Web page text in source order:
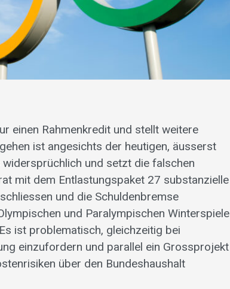
einen Rahmenkredit und stellt weitere
ist angesichts der heutigen, äusserst
und setzt die falschen
mit dem Entlastungspaket 27 substanzielle
und die Schuldenbremse
und Paralympischen Winterspiele
ist problematisch, gleichzeitig bei
einzufordern und parallel ein Grossprojekt
über den Bundeshaushalt